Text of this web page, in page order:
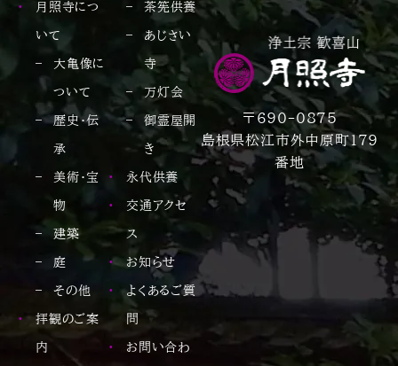
〒690-0875
島根県松江市外中原町179
番地
月照寺につ
いて
大亀像に
ついて
歴史・伝
承
美術・宝
物
建築
庭
その他
拝観のご案
内
茶筅供養
あじさい
寺
万灯会
御霊屋開
き
永代供養
交通アクセ
ス
お知らせ
よくあるご質
問
お問い合わ